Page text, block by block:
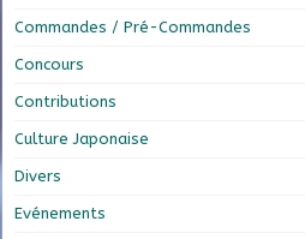
Commandes / Pré-Commandes
Concours
Contributions
Culture Japonaise
Divers
Evénements